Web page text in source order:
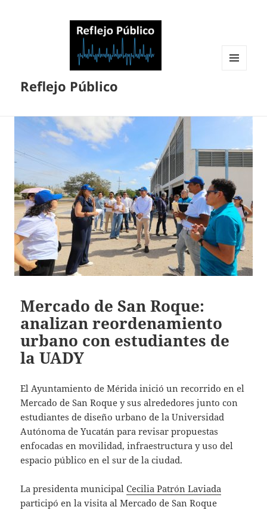
Reflejo Público
Mercado de San Roque:
analizan reordenamiento
urbano con estudiantes de
la UADY
El Ayuntamiento de Mérida inició un recorrido en el
Mercado de San Roque y sus alrededores junto con
estudiantes de diseño urbano de la Universidad
Autónoma de Yucatán para revisar propuestas
enfocadas en movilidad, infraestructura y uso del
espacio público en el sur de la ciudad.
La presidenta municipalCecilia Patrón Laviada
participó en la visita al Mercado de San Roque